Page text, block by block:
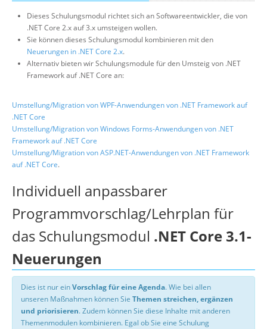
Dieses Schulungsmodul richtet sich an Softwareentwickler, die von
.NET Core 2.x auf 3.x umsteigen wollen.
Sie können dieses Schulungsmodul kombinieren mit den
Neuerungen in .NET Core 2.x.
Alternativ bieten wir Schulungsmodule für den Umsteig von .NET
Framework auf .NET Core an:
Umstellung/Migration von WPF-Anwendungen von .NET Framework auf
.NET Core
Umstellung/Migration von Windows Forms-Anwendungen von .NET
Framework auf .NET Core
Umstellung/Migration von ASP.NET-Anwendungen von .NET Framework
auf .NET Core.
Individuell anpassbarer
Programmvorschlag/Lehrplan für
das Schulungsmodul .NET Core 3.1-
Neuerungen
Dies ist nur einVorschlag für eine Agenda. Wie bei allen
unseren Maßnahmen können Sie Themen streichen, ergänzen
und priorisieren. Zudem können Sie diese Inhalte mit anderen
Themenmodulen kombinieren. Egal ob Sie eine Schulung